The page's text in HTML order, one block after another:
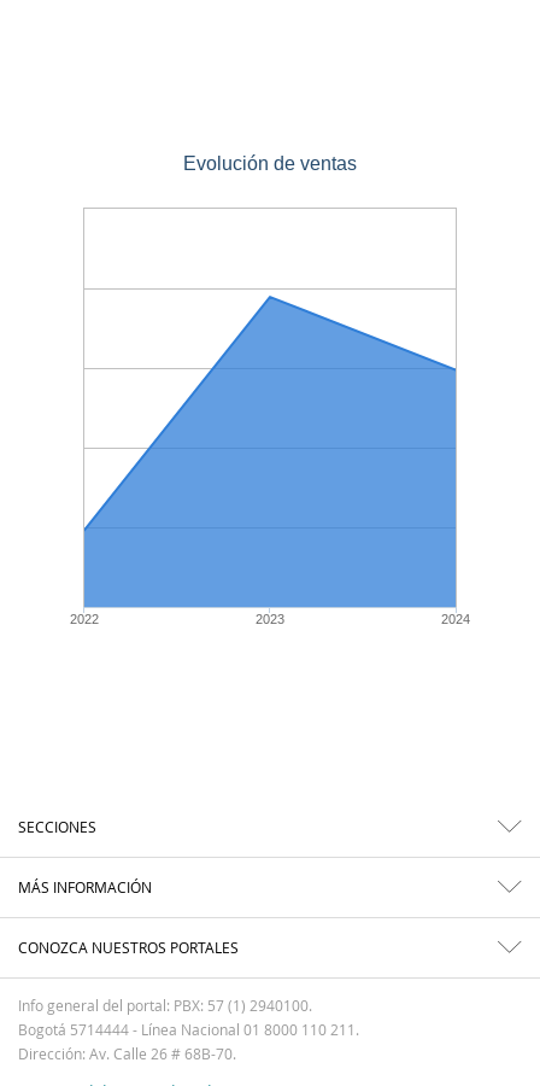
Evolución de ventas
2022 2023 2024
SECCIONES
MÁS INFORMACIÓN
CONOZCA NUESTROS PORTALES
Info general del portal: PBX: 57 (1) 2940100.
Bogotá 5714444 - Línea Nacional 01 8000 110 211.
Dirección: Av. Calle 26 # 68B-70.